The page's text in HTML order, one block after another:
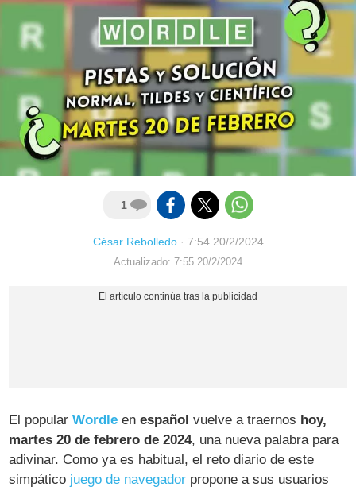
1
César Rebolledo· 7:54 20/2/2024
Actualizado: 7:55 20/2/2024
El popularWordle enespañol vuelve a traernos hoy,
martes 20 de febrero de 2024, una nueva palabra para
adivinar. Como ya es habitual, el reto diario de este
simpático juego de navegador propone a sus usuarios